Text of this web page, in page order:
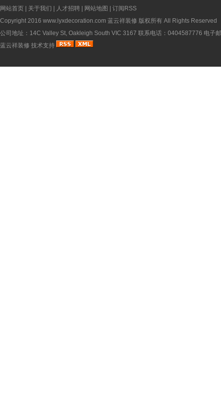
网站首页 关于我们 人才招聘 网站地图
订阅RSS
Copyright 2016 www.lyxdecoration.com 蓝云祥装修 版权所有 All Rights Reserved
公司地址：14C Valley St, Oakleigh South VIC 3167 联系电话：0404587776 电子
蓝云祥装修 技术支持